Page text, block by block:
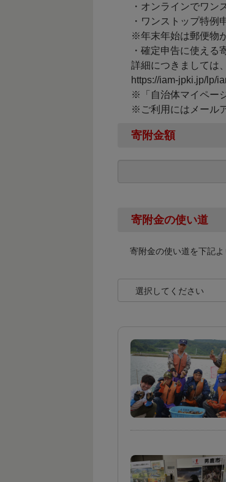
・オンラインでワン
・ワンストップ特例
※年末年始は郵便物
・確定申告に使え
詳細につきましては
https://iam-jpki.jp/lp/
※「自治体マイペー
※ご利用にはメール
寄附金額
寄附金の使い道
寄附金の使い道を下記よ
選択してください